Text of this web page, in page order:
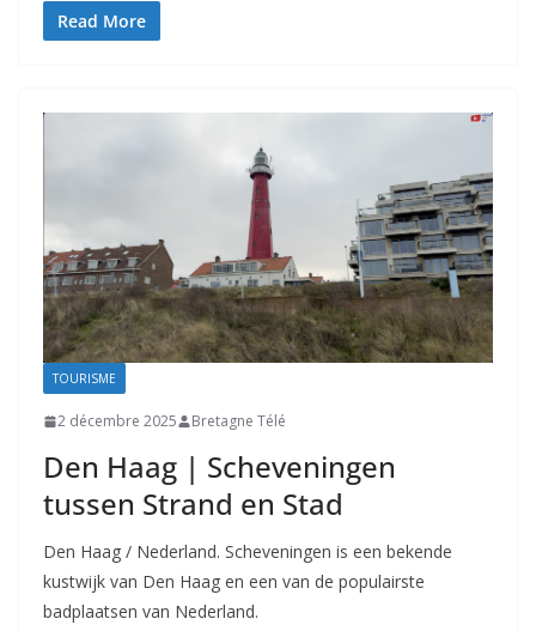
Read More
TOURISME
2 décembre 2025 Bretagne Télé
Den Haag | Scheveningen
tussen Strand en Stad
Den Haag / Nederland. Scheveningen is een bekende
kustwijk van Den Haag en een van de populairste
badplaatsen van Nederland.